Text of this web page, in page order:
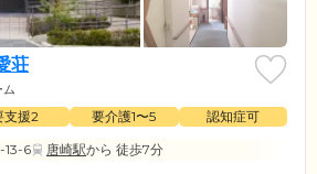
荘
ム
支援2 要介護1〜5
認知症可
13-6
唐崎駅から 徒歩7分